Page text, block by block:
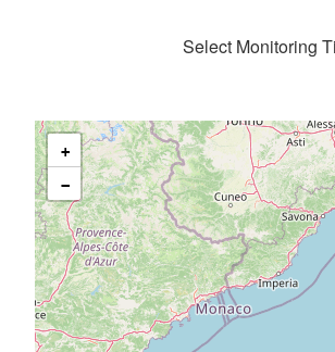
Select Monitoring
+
−